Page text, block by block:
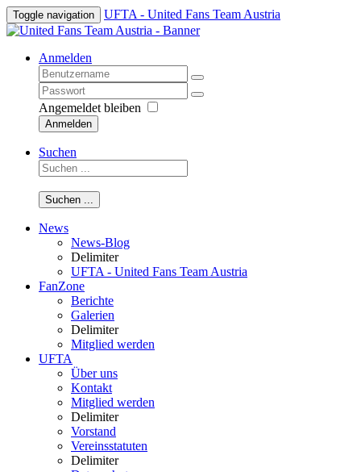
Toggle navigation UFTA - United Fans Team Austria
Anmelden
Angemeldet bleiben
Anmelden
Suchen
Suchen ...
News
News-Blog
Delimiter
UFTA - United Fans Team Austria
FanZone
Berichte
Galerien
Delimiter
Mitglied werden
UFTA
Über uns
Kontakt
Mitglied werden
Delimiter
Vorstand
Vereinsstatuten
Delimiter